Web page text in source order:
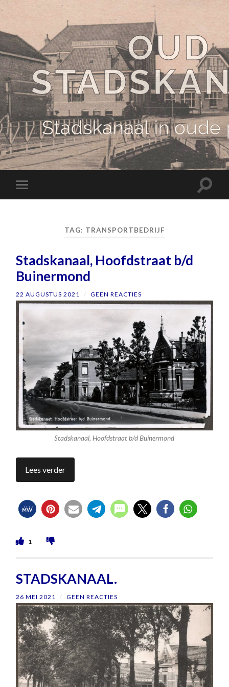
OUD
Stadskanaal in oude
Schakel
naar
TAG: TRANSPORTBEDRIJF
Stadskanaal, Hoofdstraat b/d
Buinermond
22 AUGUSTUS 2021 / GEEN REACTIES
Stadskanaal, Hoofdstraat b/d Buinermond
Lees verder
1
STADSKANAAL.
26 MEI 2021 / GEEN REACTIES